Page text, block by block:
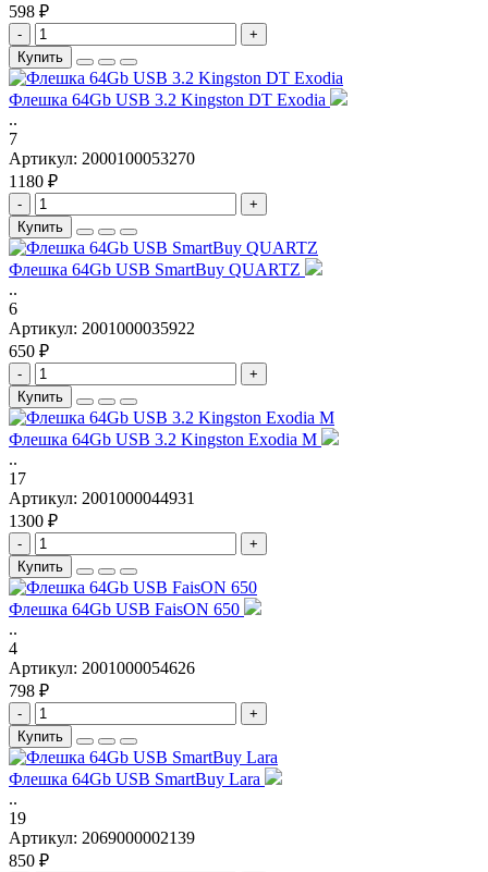
598 ₽
-
+
Купить
Флешка 64Gb USB 3.2 Kingston DT Exodia
..
7
Артикул: 2000100053270
1180 ₽
-
+
Купить
Флешка 64Gb USB SmartBuy QUARTZ
..
6
Артикул: 2001000035922
650 ₽
-
+
Купить
Флешка 64Gb USB 3.2 Kingston Exodia M
..
17
Артикул: 2001000044931
1300 ₽
-
+
Купить
Флешка 64Gb USB FaisON 650
..
4
Артикул: 2001000054626
798 ₽
-
+
Купить
Флешка 64Gb USB SmartBuy Lara
..
19
Артикул: 2069000002139
850 ₽